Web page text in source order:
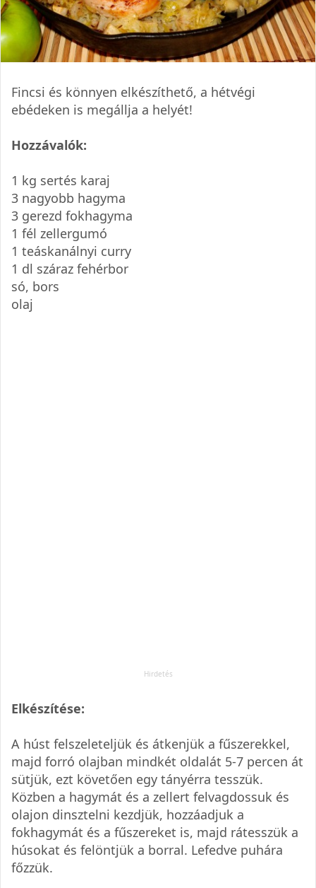
Fincsi és könnyen elkészíthető, a hétvégi
ebédeken is megállja a helyét!
Hozzávalók:
1 kg sertés karaj
3 nagyobb hagyma
3 gerezd fokhagyma
1 fél zellergumó
1 teáskanálnyi curry
1 dl száraz fehérbor
só, bors
olaj
Elkészítése:
A húst felszeleteljük és átkenjük a fűszerekkel,
majd forró olajban mindkét oldalát 5-7 percen át
sütjük, ezt követően egy tányérra tesszük.
Közben a hagymát és a zellert felvagdossuk és
olajon dinsztelni kezdjük, hozzáadjuk a
fokhagymát és a fűszereket is, majd rátesszük a
húsokat és felöntjük a borral. Lefedve puhára
főzzük.